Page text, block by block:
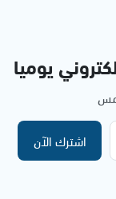
يوميا
اشترك الآن